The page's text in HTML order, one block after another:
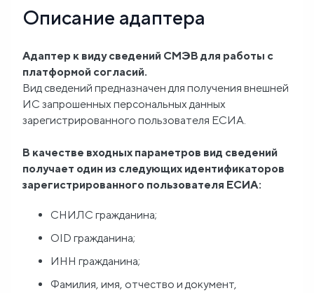
Блог
О
нас
FAQ
Описание адаптера
Адаптер к виду сведений СМЭВ для работы с
платформой согласий.
Вид сведений предназначен для получения внешней
ИС запрошенных персональных данных
зарегистрированного пользователя ЕСИА.
В качестве входных параметров вид сведений
получает один из следующих идентификаторов
зарегистрированного пользователя ЕСИА:
СНИЛС гражданина;
OID гражданина;
ИНН гражданина;
Фамилия, имя, отчество и документ,